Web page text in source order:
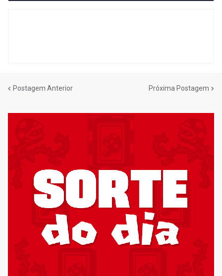
Postagem Anterior Próxima Postagem